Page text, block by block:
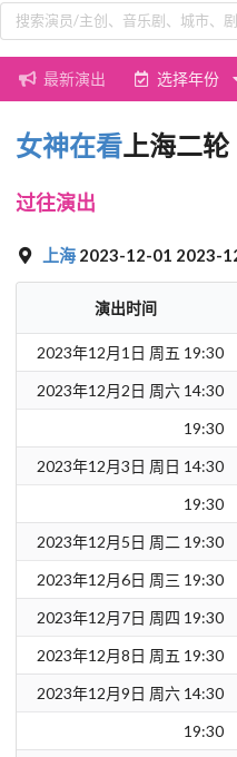
最新演出 选择年份
女神在看 上海二轮
过往演出
上海 2023-12-01 2023-
演出时间
2023年12月1日 周五 19:30
2023年12月2日 周六 14:30
19:30
2023年12月3日 周日 14:30
19:30
2023年12月5日 周二 19:30
2023年12月6日 周三 19:30
2023年12月7日 周四 19:30
2023年12月8日 周五 19:30
2023年12月9日 周六 14:30
19:30